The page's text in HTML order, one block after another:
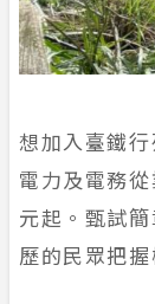
想加入臺鐵
電力及電務
元起。甄試
歷的民眾把握